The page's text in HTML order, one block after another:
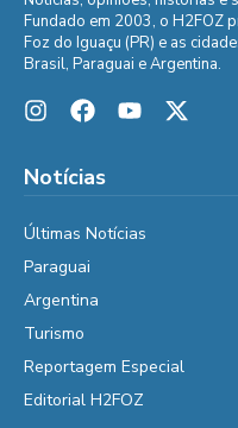
Fundado em 2003, o H2FOZ
Foz do Iguaçu (PR) e as
Brasil, Paraguai e Argentina.
Notícias
Últimas Notícias
Paraguai
Argentina
Turismo
Reportagem Especial
Editorial H2FOZ